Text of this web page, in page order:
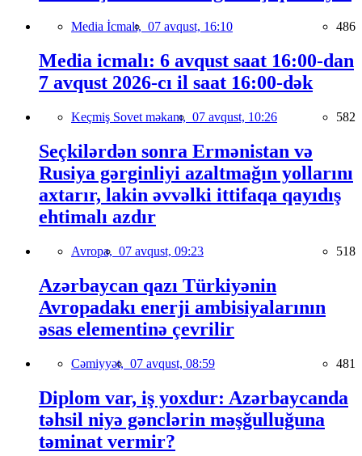
Media İcmalı, 07 avqust, 16:10 486
Media icmalı: 6 avqust saat 16:00-dan
7 avqust 2026-cı il saat 16:00-dək
Keçmiş Sovet məkanı, 07 avqust, 10:26 582
Seçkilərdən sonra Ermənistan və
Rusiya gərginliyi azaltmağın yollarını
axtarır, lakin əvvəlki ittifaqa qayıdış
ehtimalı azdır
Avropa, 07 avqust, 09:23 518
Azərbaycan qazı Türkiyənin
Avropadakı enerji ambisiyalarının
əsas elementinə çevrilir
Cəmiyyət, 07 avqust, 08:59 481
Diplom var, iş yoxdur: Azərbaycanda
təhsil niyə gənclərin məşğulluğuna
təminat vermir?